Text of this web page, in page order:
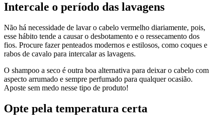
Intercale o período das lavagens
Não há necessidade de lavar o cabelo vermelho diariamente, pois,
esse hábito tende a causar o desbotamento e o ressecamento dos
fios. Procure fazer penteados modernos e estilosos, como coques e
rabos de cavalo para intercalar as lavagens.
O shampoo a seco é outra boa alternativa para deixar o cabelo com
aspecto arrumado e sempre perfumado para qualquer ocasião.
Aposte sem medo nesse tipo de produto!
Opte pela temperatura certa